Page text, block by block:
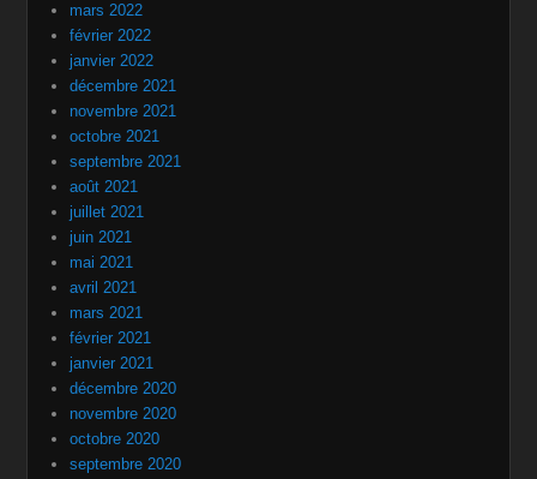
mars 2022
février 2022
janvier 2022
décembre 2021
novembre 2021
octobre 2021
septembre 2021
août 2021
juillet 2021
juin 2021
mai 2021
avril 2021
mars 2021
février 2021
janvier 2021
décembre 2020
novembre 2020
octobre 2020
septembre 2020